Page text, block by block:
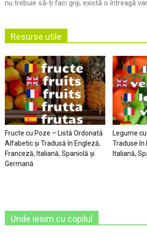
nu trebuie să-ți faci griji, există o întreagă
Resurse utile
Fructe cu Poze – Listă Ordonată
Alfabetic şi Tradusă în Engleză,
Franceză, Italiană, Spaniolă şi
Germană
Legume
Traduse în
Italiană,
Unde iesim cu copilul